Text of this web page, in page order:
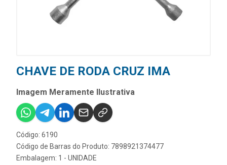
CHAVE DE RODA CRUZ IMA
Imagem Meramente Ilustrativa
Código: 6190
Código de Barras do Produto: 7898921374477
Embalagem: 1 - UNIDADE